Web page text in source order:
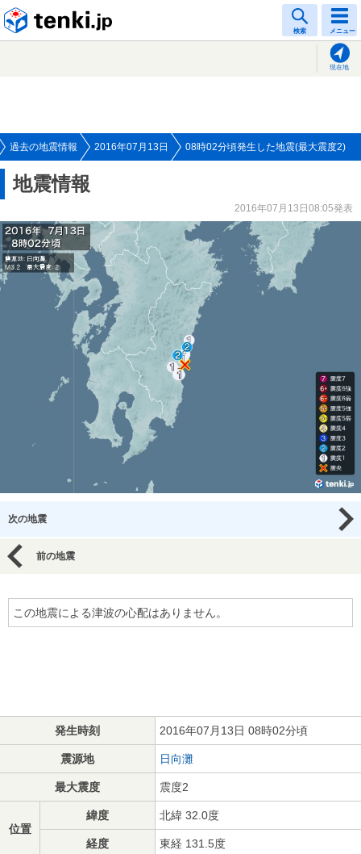
検索 メニュー
現在地
過去の地震情報 2016年07月13日 08時02分頃発生した地震(最大震度2)
地震情報
2016年07月13日08:05発表
次の地震
前の地震
この地震による津波の心配はありません。
発生時刻 2016年07月13日 08時02分頃
震源地 日向灘
最大震度 震度2
位置
緯度 北緯 32.0度
経度 東経 131.5度